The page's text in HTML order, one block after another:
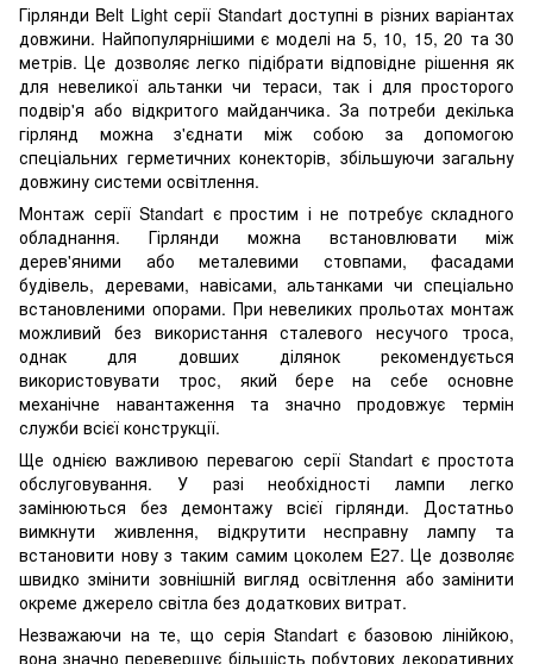
Гірлянди Belt Light серії Standart доступні в різних варіантах
довжини. Найпопулярнішими є моделі на 5, 10, 15, 20 та 30
метрів. Це дозволяє легко підібрати відповідне рішення як
для невеликої альтанки чи тераси, так і для просторого
подвір'я або відкритого майданчика. За потреби декілька
гірлянд можна з'єднати між собою за допомогою
спеціальних герметичних конекторів, збільшуючи загальну
довжину системи освітлення.
Монтаж серії Standart є простим і не потребує складного
обладнання. Гірлянди можна встановлювати між
дерев'яними або металевими стовпами, фасадами
будівель, деревами, навісами, альтанками чи спеціально
встановленими опорами. При невеликих прольотах монтаж
можливий без використання сталевого несучого троса,
однак для довших ділянок рекомендується
використовувати трос, який бере на себе основне
механічне навантаження та значно продовжує термін
служби всієї конструкції.
Ще однією важливою перевагою серії Standart є простота
обслуговування. У разі необхідності лампи легко
замінюються без демонтажу всієї гірлянди. Достатньо
вимкнути живлення, відкрутити несправну лампу та
встановити нову з таким самим цоколем E27. Це дозволяє
швидко змінити зовнішній вигляд освітлення або замінити
окреме джерело світла без додаткових витрат.
Незважаючи на те, що серія Standart є базовою лінійкою,
вона значно перевершує більшість побутових декоративних